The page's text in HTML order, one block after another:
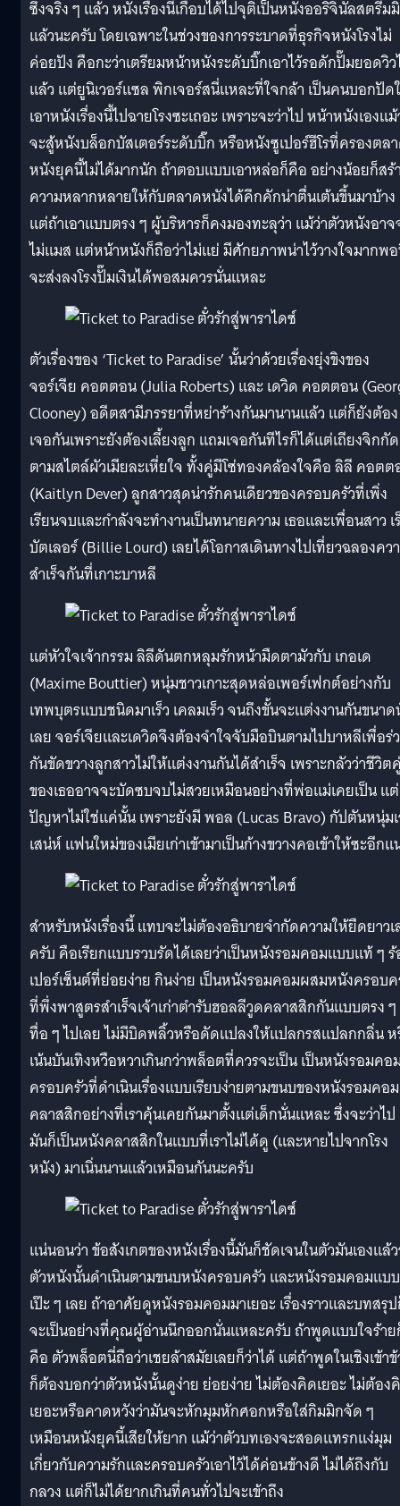
ซึ่งจริง ๆ แล้ว หนังเรื่องนี้เกือบได้ไปจุติเป็นหนังออริจินัลสตรีม
แล้วนะครับ โดยเฉพาะในช่วงของการระบาดที่ธุรกิจหนังโรงไม่
ค่อยปัง คือกะว่าเตรียมหน้าหนังระดับบิ๊กเอาไว้รอดักปั๊มยอดวิว
แล้ว แต่ยูนิเวอร์แซล พิกเจอร์สนี่แหละที่ใจกล้า เป็นคนบอกปัด
เอาหนังเรื่องนี้ไปฉายโรงซะเถอะ เพราะจะว่าไป หน้าหนังเองแ
จะสู้หนังบล็อกบัสเตอร์ระดับบิ๊ก หรือหนังซูเปอร์ฮีโรที่ครองตล
หนังยุคนี้ไม่ได้มากนัก ถ้าตอบแบบเอาหล่อก็คือ อย่างน้อยก็สร้
ความหลากหลายให้กับตลาดหนังได้คึกคักน่าตื่นเต้นขึ้นมาบ้าง
แต่ถ้าเอาแบบตรง ๆ ผู้บริหารก็คงมองทะลุว่า แม้ว่าตัวหนังอาจ
ไม่แมส แต่หน้าหนังก็ถือว่าไม่แย่ มีศักยภาพน่าไว้วางใจมากพ
จะส่งลงโรงปั๊มเงินได้พอสมควรนั่นแหละ
ตัวเรื่องของ ‘Ticket to Paradise’ นั้นว่าด้วยเรื่องยุ่งขิงของ
จอร์เจีย คอตตอน (Julia Roberts) และ เดวิด คอตตอน
Clooney) อดีตสามีภรรยาที่หย่าร้างกันมานานแล้ว แต่ก็ยังต้อง
เจอกันเพราะยังต้องเลี้ยงลูก แถมเจอกันทีไรก็ได้แต่เถียงจิกกัด
ตามสไตล์ผัวเมียละเหี่ยใจ ทั้งคู่มีโซ่ทองคล้องใจคือ ลิลี คอต
(Kaitlyn Dever) ลูกสาวสุดน่ารักคนเดียวของครอบครัวที่เพิ่ง
เรียนจบและกำลังจะทำงานเป็นทนายความ เธอและเพื่อนสาว เ
บัตเลอร์ (Billie Lourd) เลยได้โอกาสเดินทางไปเที่ยวฉลองคว
สำเร็จกันที่เกาะบาหลี
แต่หัวใจเจ้ากรรม ลิลีดันตกหลุมรักหน้ามืดตามัวกับ เกอเด
(Maxime Bouttier) หนุ่มชาวเกาะสุดหล่อเพอร์เฟกต์อย่างกับ
เทพบุตรแบบชนิดมาเร็ว เคลมเร็ว จนถึงขั้นจะแต่งงานกันขนา
เลย จอร์เจียและเดวิดจึงต้องจำใจจับมือบินตามไปบาหลีเพื่อร่
กันขัดขวางลูกสาวไม่ให้แต่งงานกันได้สำเร็จ เพราะกลัวว่าชีวิต
ของเธออาจจะบัดซบจบไม่สวยเหมือนอย่างที่พ่อแม่เคยเป็น แต่
ปัญหาไม่ใช่แค่นั้น เพราะยังมี พอล (Lucas Bravo) กัปตันหนุ่ม
เสน่ห์ แฟนใหม่ของเมียเก่าเข้ามาเป็นก้างขวางคอเข้าให้ซะอีกแ
สำหรับหนังเรื่องนี้ แทบจะไม่ต้องอธิบายจำกัดความให้ยืดยาว
ครับ คือเรียกแบบรวบรัดได้เลยว่าเป็นหนังรอมคอมแบบแท้ ๆ
เปอร์เซ็นต์ที่ย่อยง่าย กินง่าย เป็นหนังรอมคอมผสมหนังครอบ
ที่พึ่งพาสูตรสำเร็จเจ้าเก่าตำรับฮอลลีวูดคลาสสิกกันแบบตรง ๆ
ทื่อ ๆ ไปเลย ไม่มีบิดพลิ้วหรือดัดแปลงให้แปลกรสแปลกกลิ่น
เน้นบันเทิงหวือหวาเกินกว่าพล็อตที่ควรจะเป็น เป็นหนังรอมคอ
ครอบครัวที่ดำเนินเรื่องแบบเรียบง่ายตามขนบของหนังรอมคอม
คลาสสิกอย่างที่เราคุ้นเคยกันมาตั้งแต่เด็กนั่นแหละ ซึ่งจะว่าไป
มันก็เป็นหนังคลาสสิกในแบบที่เราไม่ได้ดู (และหายไปจากโรง
หนัง) มาเนิ่นนานแล้วเหมือนกันนะครับ
แน่นอนว่า ข้อสังเกตของหนังเรื่องนี้มันก็ชัดเจนในตัวมันเองแล้
ตัวหนังนั้นดำเนินตามขนบหนังครอบครัว และหนังรอมคอมแบบ
เป๊ะ ๆ เลย ถ้าอาศัยดูหนังรอมคอมมาเยอะ เรื่องราวและบทสรุ
จะเป็นอย่างที่คุณผู้อ่านนึกออกนั่นแหละครับ ถ้าพูดแบบใจร้า
คือ ตัวพล็อตนี่ถือว่าเชยล้าสมัยเลยก็ว่าได้ แต่ถ้าพูดในเชิงเข้า
ก็ต้องบอกว่าตัวหนังนั้นดูง่าย ย่อยง่าย ไม่ต้องคิดเยอะ ไม่ต้อง
เยอะหรือคาดหวังว่ามันจะหักมุมหักศอกหรือใส่กิมมิกจัด ๆ
เหมือนหนังยุคนี้เสียให้ยาก แม้ว่าตัวบทเองจะสอดแทรกแง่มุม
เกี่ยวกับความรักและครอบครัวเอาไว้ได้ค่อนข้างดี ไม่ได้ถึงกับ
กลวง แต่ก็ไม่ได้ยากเกินที่คนทั่วไปจะเข้าถึง